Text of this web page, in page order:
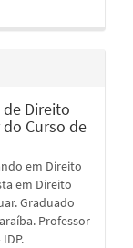
Direito
Curso de
em Direito
em Direito
Graduado
Professor